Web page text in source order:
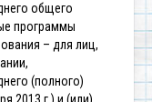
общего
программы
– для лиц,
(полного)